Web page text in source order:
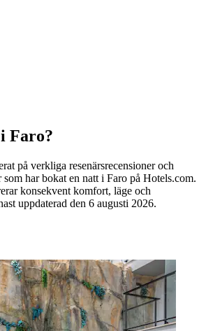
Faro?
på verkliga resenärsrecensioner och
har bokat en natt i Faro på Hotels.com.
konsekvent komfort, läge och
uppdaterad den 6 augusti 2026.